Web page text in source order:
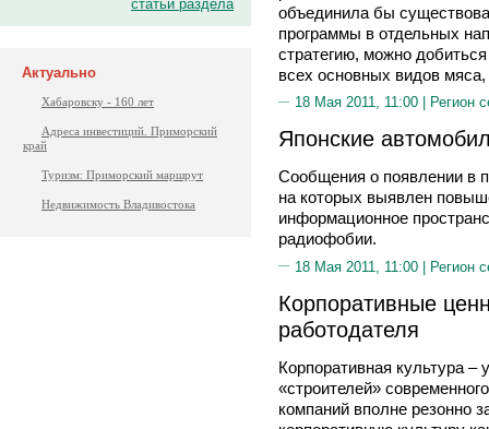
статьи раздела
Актуально
Хабаровску - 160 лет
Адреса инвестиций. Приморский
край
Туризм: Приморский маршрут
Недвижимость Владивостока
объединила бы
программы в отдельных
стратегию, можно
всех основных видов мяса,
18 Мая 2011, 11:00 | Регион
Японские
Сообщения о появлении в
на которых выявлен
информационное
радиофобии.
18 Мая 2011, 11:00 | Регион
Корпоративные
работодателя
Корпоративная культура –
«строителей»
компаний вполне резонно